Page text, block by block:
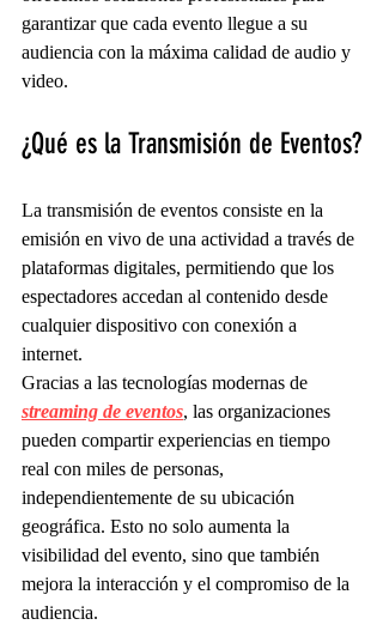
garantizar que cada evento llegue a su
audiencia con la máxima calidad de audio y
video.
¿Qué es la Transmisión de Eventos?
La transmisión de eventos consiste en la
emisión en vivo de una actividad a través de
plataformas digitales, permitiendo que los
espectadores accedan al contenido desde
cualquier dispositivo con conexión a
internet.
Gracias a las tecnologías modernas de
streaming de eventos, las organizaciones
pueden compartir experiencias en tiempo
real con miles de personas,
independientemente de su ubicación
geográfica. Esto no solo aumenta la
visibilidad del evento, sino que también
mejora la interacción y el compromiso de la
audiencia.